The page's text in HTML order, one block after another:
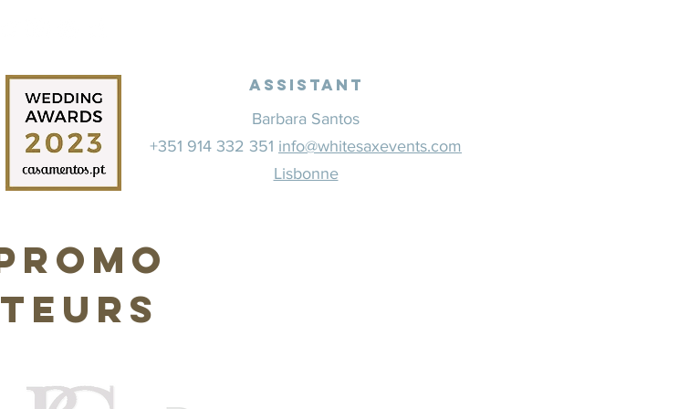
Assistant
Barbara Santos
+351 914 332 351 info@whitesaxevents.com
Lisbonne
teurs